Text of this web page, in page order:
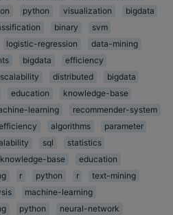
python visualization
bigdata
binary
svm
logistic-regression
data-mining
bigdata
efficiency
scalability distributed
bigdata
education
knowledge-base
learning
recommender-system
algorithms
parameter
sql
statistics
knowledge-base
education
r python r
text-mining
machine-learning
python
neural-network